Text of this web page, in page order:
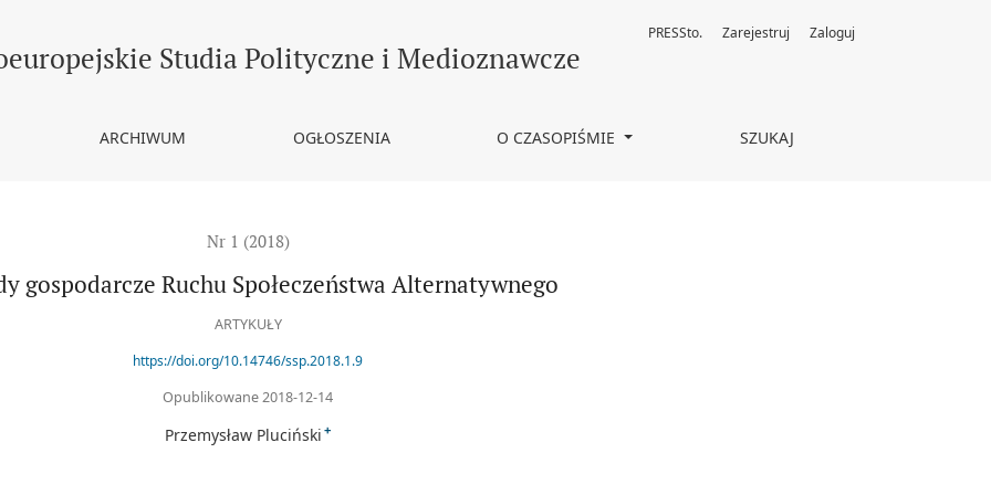
Studia Polityczne i Medioznawcze
ARCHIWUM OGŁOSZENIA O CZASOPIŚMIE SZUKAJ
PRESSto. Zarejestruj Zaloguj
Nr 1 (2018)
gospodarcze Ruchu Społeczeństwa Alternatywnego
ARTYKUŁY
https://doi.org/10.14746/ssp.2018.1.9
Opublikowane 2018-12-14
Przemysław Pluciński +